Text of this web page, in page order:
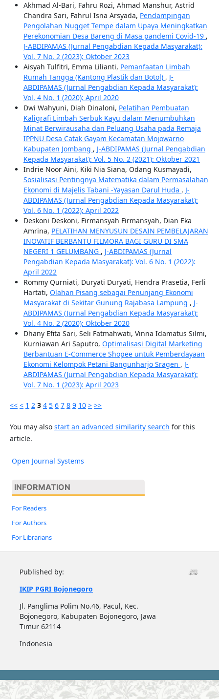
Akhmad Al-Bari, Fahru Rozi, Ahmad Manshur, Astrid
Chandra Sari, Fahrul Isna Arsyada, Pendampingan
Pengolahan Nugget Tempe dalam Upaya Meningkatkan
Perekonomian Desa Bareng di Masa pandemi Covid-19 ,
J-ABDIPAMAS (Jurnal Pengabdian Kepada Masyarakat):
Vol. 7 No. 2 (2023): Oktober 2023
Aisyah Tulfitri, Emma Lilianti, Pemanfaatan Limbah
Rumah Tangga (Kantong Plastik dan Botol) , J-
ABDIPAMAS (Jurnal Pengabdian Kepada Masyarakat):
Vol. 4 No. 1 (2020): April 2020
Dwi Wahyuni, Diah Dinaloni, Pelatihan Pembuatan
Kaligrafi Limbah Serbuk Kayu dalam Menumbuhkan
Minat Berwirausaha dan Peluang Usaha pada Remaja
IPPNU Desa Catak Gayam Kecamatan Mojowarno
Kabupaten Jombang , J-ABDIPAMAS (Jurnal Pengabdian
Kepada Masyarakat): Vol. 5 No. 2 (2021): Oktober 2021
Indrie Noor Aini, Kiki Nia Siana, Odang Kusmayadi,
Sosialisasi Pentingnya Matematika dalam Permasalahan
Ekonomi di Majelis Tabani -Yayasan Darul Huda , J-
ABDIPAMAS (Jurnal Pengabdian Kepada Masyarakat):
Vol. 6 No. 1 (2022): April 2022
Deskoni Deskoni, Firmansyah Firmansyah, Dian Eka
Amrina, PELATIHAN MENYUSUN DESAIN PEMBELAJARAN
INOVATIF BERBANTU FILMORA BAGI GURU DI SMA
NEGERI 1 GELUMBANG , J-ABDIPAMAS (Jurnal
Pengabdian Kepada Masyarakat): Vol. 6 No. 1 (2022):
April 2022
Rommy Qurniati, Duryati Duryati, Hendra Prasetia, Ferli
Hartati, Olahan Pisang sebagai Penunjang Ekonomi
Masyarakat di Sekitar Gunung Rajabasa Lampung , J-
ABDIPAMAS (Jurnal Pengabdian Kepada Masyarakat):
Vol. 4 No. 2 (2020): Oktober 2020
Dhany Efita Sari, Seli Fatmahwati, Vinna Idamatus Silmi,
Kurniawan Ari Saputro, Optimalisasi Digital Marketing
Berbantuan E-Commerce Shopee untuk Pemberdayaan
Ekonomi Kelompok Petani Bangunharjo Sragen , J-
ABDIPAMAS (Jurnal Pengabdian Kepada Masyarakat):
Vol. 7 No. 1 (2023): April 2023
<< < 1 2 3 4 5 6 7 8 9 10 > >>
You may also start an advanced similarity search for this
article.
Open Journal Systems
INFORMATION
For Readers
For Authors
For Librarians
Published by:
IKIP PGRI Bojonegoro
Jl. Panglima Polim No.46, Pacul, Kec.
Bojonegoro, Kabupaten Bojonegoro, Jawa
Timur 62114
Indonesia